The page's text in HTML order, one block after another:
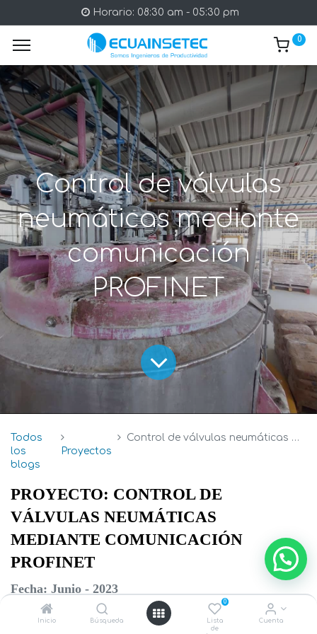
Inicio Búsqueda
0
Lista
de
Cuenta
Horario: 08:30 am - 05:30 pm
0
Control de válvulas
neumáticas mediante
comunicación
PROFINET
Todos
los
blogs
Proyectos
Control de válvulas neumáticas mediante comunicación PROFINET
PROYECTO: CONTROL DE
VÁLVULAS NEUMÁTICAS
MEDIANTE COMUNICACIÓN
PROFINET
Fecha: Junio - 2023
Ciudad/Sucursal: